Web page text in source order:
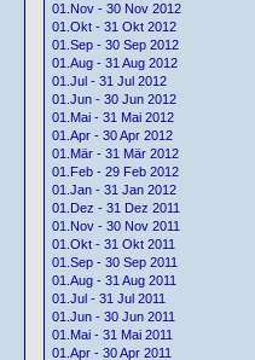
01.Nov - 30 Nov 2012
01.Okt - 31 Okt 2012
01.Sep - 30 Sep 2012
01.Aug - 31 Aug 2012
01.Jul - 31 Jul 2012
01.Jun - 30 Jun 2012
01.Mai - 31 Mai 2012
01.Apr - 30 Apr 2012
01.Mär - 31 Mär 2012
01.Feb - 29 Feb 2012
01.Jan - 31 Jan 2012
01.Dez - 31 Dez 2011
01.Nov - 30 Nov 2011
01.Okt - 31 Okt 2011
01.Sep - 30 Sep 2011
01.Aug - 31 Aug 2011
01.Jul - 31 Jul 2011
01.Jun - 30 Jun 2011
01.Mai - 31 Mai 2011
01.Apr - 30 Apr 2011